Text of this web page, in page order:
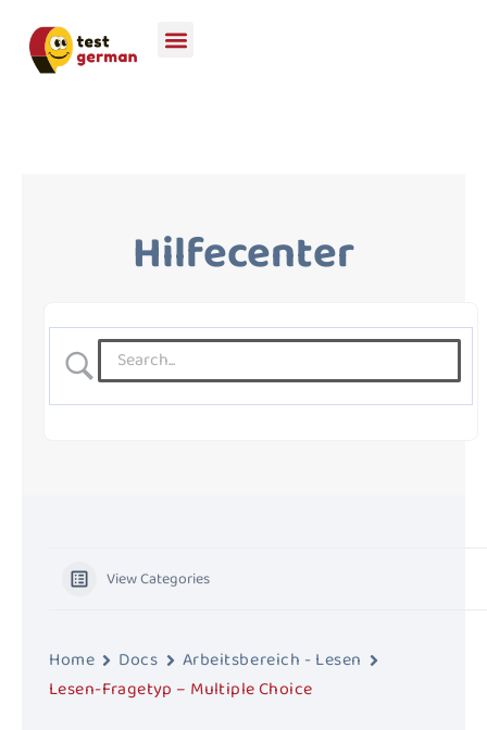
Hilfecenter
View Categories
Home Docs
Arbeitsbereich - Lesen
Lesen-Fragetyp – Multiple Choice